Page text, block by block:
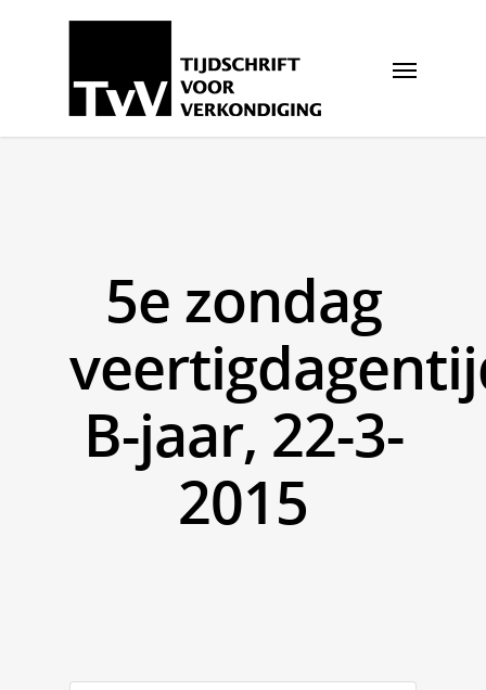
5e zondag
B-jaar, 22-3-
2015